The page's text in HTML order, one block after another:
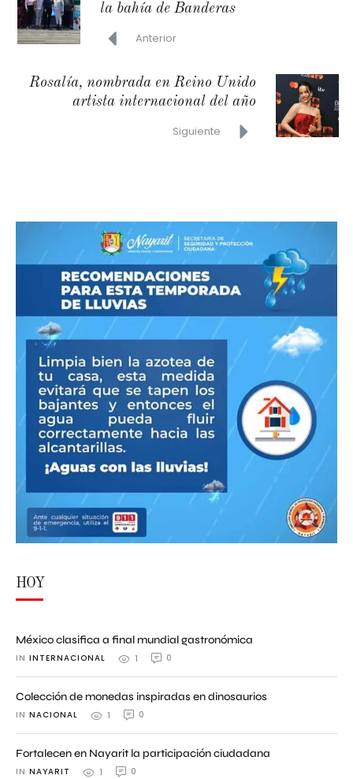
la bahía de Banderas
Anterior
Rosalía, nombrada en Reino Unido
artista internacional del año
Siguiente
HOY
México clasifica a final mundial gastronómica
IN INTERNACIONAL 1 0
Colección de monedas inspiradas en dinosaurios
IN NACIONAL 1 0
Fortalecen en Nayarit la participación ciudadana
IN NAYARIT 1 0